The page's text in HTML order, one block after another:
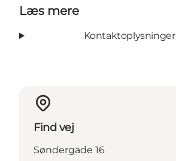
Læs mere
Kontaktoplysninger
Find vej
Søndergade 16